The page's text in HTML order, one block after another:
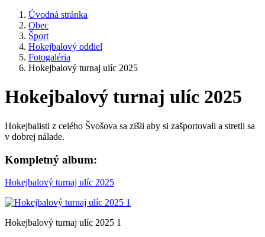
Úvodná stránka
Obec
Šport
Hokejbalový oddiel
Fotogaléria
Hokejbalový turnaj ulíc 2025
Hokejbalový turnaj ulíc 2025
Hokejbalisti z celého Švošova sa zišli aby si zašportovali a stretli sa
v dobrej nálade.
Kompletný album:
Hokejbalový turnaj ulíc 2025
Hokejbalový turnaj ulíc 2025 1